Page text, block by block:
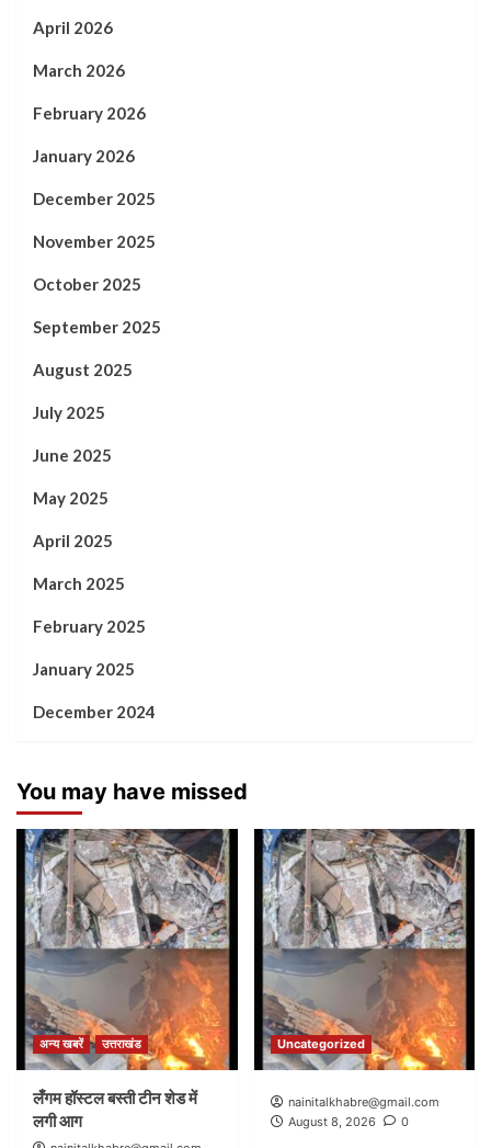
April 2026
March 2026
February 2026
January 2026
December 2025
November 2025
October 2025
September 2025
August 2025
July 2025
June 2025
May 2025
April 2025
March 2025
February 2025
January 2025
December 2024
You may have missed
अन्य खबरें उत्तराखंड
लँगम हॉस्टल बस्ती टीन शेड में
लगी आग
Uncategorized
nainitalkhabre@gmail.com
August 8, 2026
0